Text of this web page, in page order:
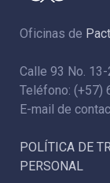
Oficinas de
Calle 93 No.
Teléfono: (+57)
E-mail de
POLÍTICA DE
PERSONAL